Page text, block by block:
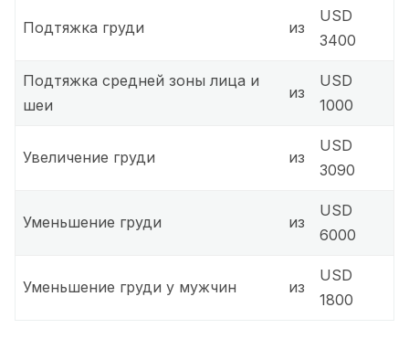
Подтяжка груди из
USD
3400
Подтяжка средней зоны лица и
шеи
из
USD
1000
Увеличение груди из
USD
3090
Уменьшение груди из
USD
6000
Уменьшение груди у мужчин из
USD
1800